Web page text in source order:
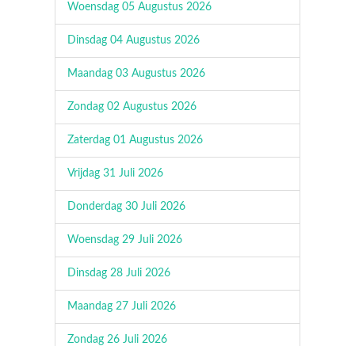
Woensdag 05 Augustus 2026
Dinsdag 04 Augustus 2026
Maandag 03 Augustus 2026
Zondag 02 Augustus 2026
Zaterdag 01 Augustus 2026
Vrijdag 31 Juli 2026
Donderdag 30 Juli 2026
Woensdag 29 Juli 2026
Dinsdag 28 Juli 2026
Maandag 27 Juli 2026
Zondag 26 Juli 2026